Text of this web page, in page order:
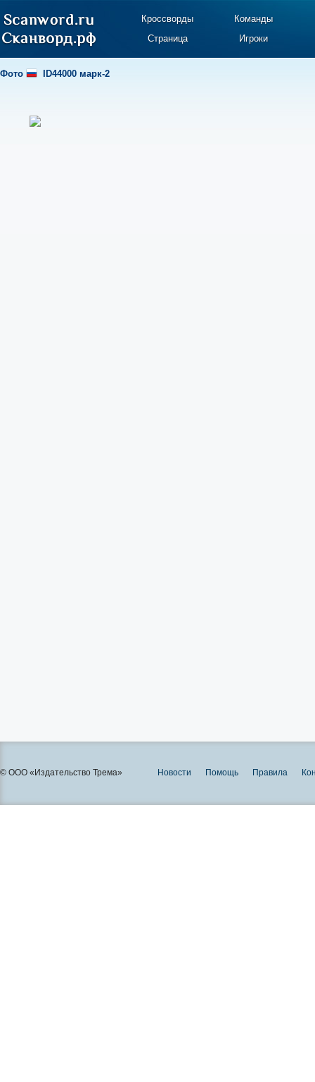
Кроссворды
Команды
Страница
Игроки
Фото ID44000 марк-2
© ООО «Издательство Трема» Новости Помощь Правила